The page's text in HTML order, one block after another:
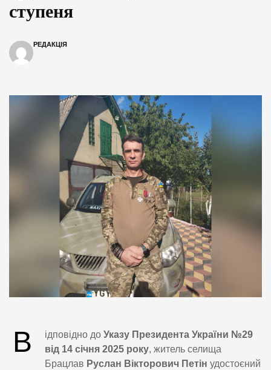
ступеня
РЕДАКЦІЯ
В ідповідно до Указу Президента України №29
від 14 січня 2025 року, житель селища
Брацлав Руслан Вікторович Петін удостоєний